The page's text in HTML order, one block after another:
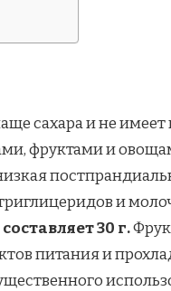
сахара и не
фруктами и
и
30 г.
питания и